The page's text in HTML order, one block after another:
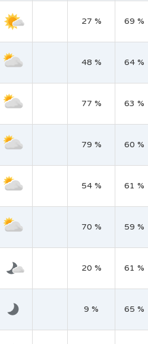
27 % 69 %
48 % 64 %
77 % 63 %
79 % 60 %
54 % 61 %
70 % 59 %
20 % 61 %
9 % 65 %